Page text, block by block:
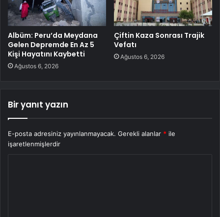
Albüm: Peru’da Meydana
Gelen Depremde En Az 5
Kişi Hayatını Kaybetti
Ağustos 6, 2026
Çiftin Kaza Sonrası Trajik
Vefatı
Ağustos 6, 2026
Bir yanıt yazın
E-posta adresiniz yayınlanmayacak. Gerekli alanlar * ile
işaretlenmişlerdir